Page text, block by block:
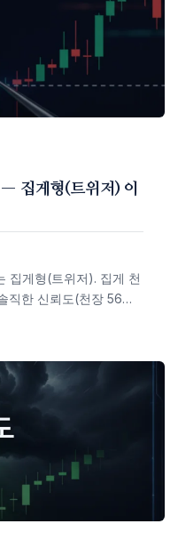
집게형(트위저) 이
집게형(트위저). 집게 천
직한 신뢰도(천장 56%·